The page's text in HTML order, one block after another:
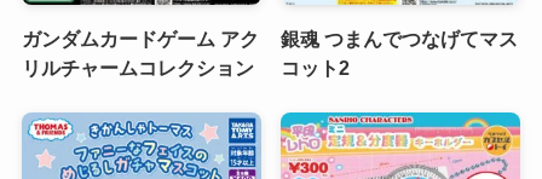
ガンダムカードゲーム アク
リルチャームコレクション
銀魂 つまんでつなげてマス
コット2